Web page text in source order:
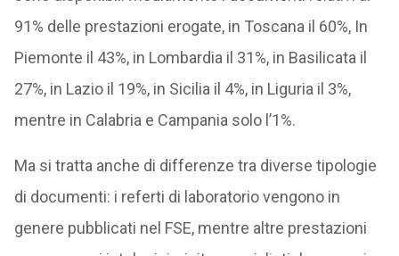
91% delle prestazioni erogate, in Toscana il 60%, In
Piemonte il 43%, in Lombardia il 31%, in Basilicata il
27%, in Lazio il 19%, in Sicilia il 4%, in Liguria il 3%,
mentre in Calabria e Campania solo l’1%.
Ma si tratta anche di differenze tra diverse tipologie
di documenti: i referti di laboratorio vengono in
genere pubblicati nel FSE, mentre altre prestazioni